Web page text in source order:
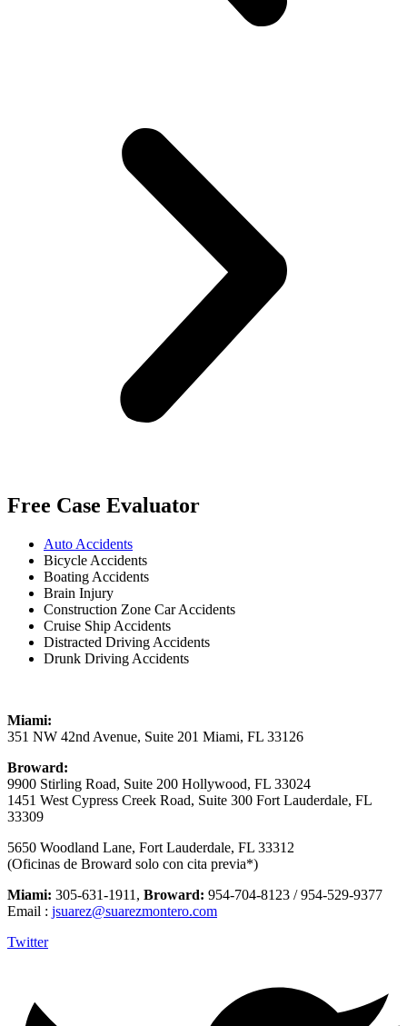
Free Case Evaluator
Auto Accidents
Bicycle Accidents
Boating Accidents
Brain Injury
Construction Zone Car Accidents
Cruise Ship Accidents
Distracted Driving Accidents
Drunk Driving Accidents
Miami:
351 NW 42nd Avenue, Suite 201 Miami, FL 33126
Broward:
9900 Stirling Road, Suite 200 Hollywood, FL 33024
1451 West Cypress Creek Road, Suite 300 Fort Lauderdale, FL
33309
5650 Woodland Lane, Fort Lauderdale, FL 33312
(Oficinas de Broward solo con cita previa*)
Miami: 305-631-1911, Broward: 954-704-8123 / 954-529-9377
Email : jsuarez@suarezmontero.com
Twitter